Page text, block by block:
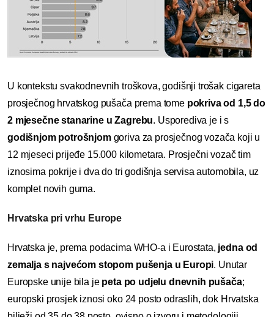
U kontekstu svakodnevnih troškova, godišnji trošak cigareta
prosječnog hrvatskog pušača prema tome pokriva od 1,5 do
2 mjesečne stanarine u Zagrebu. Usporediva je i s
godišnjom potrošnjomgoriva za prosječnog vozača koji u
12 mjeseci prijeđe 15.000 kilometara. Prosječni vozač tim
iznosima pokrije i dva do tri godišnja servisa automobila, uz
komplet novih guma.
Hrvatska pri vrhu Europe
Hrvatska je, prema podacima WHO-a i Eurostata, jedna od
zemalja s najvećom stopom pušenja u Europi. Unutar
Europske unije bila je peta po udjelu dnevnih pušača;
europski prosjek iznosi oko 24 posto odraslih, dok Hrvatska